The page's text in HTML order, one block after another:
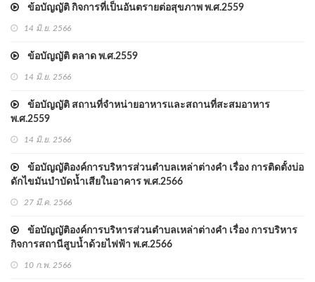
ข้อบัญญัติ กิจการที่เป็นอันตรายต่อสุขภาพ พ.ศ.2559
14 มิ.ย. 2566
ข้อบัญญัติ ตลาด พ.ศ.2559
14 มิ.ย. 2566
ข้อบัญญัติ สถานที่จำหน่ายอาหารและสถานที่สะสมอาหาร
พ.ศ.2559
14 มิ.ย. 2566
ข้อบัญญัติองค์การบริหารส่วนตำบลเหล่าต่างคำ เรื่อง การติดตั้งบ่อ
ดักไขมันบำบัดน้ำเสียในอาคาร พ.ศ.2566
27 มี.ค. 2566
ข้อบัญญัติองค์การบริหารส่วนตำบลเหล่าต่างคำ เรื่อง การบริหาร
กิจการสถานีสูบน้ำด้วยไฟฟ้า พ.ศ.2566
10 ก.พ. 2566